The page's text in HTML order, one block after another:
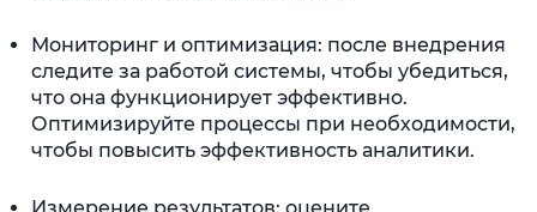
Мониторинг и оптимизация: после внедрения
следите за работой системы, чтобы убедиться,
что она функционирует эффективно.
Оптимизируйте процессы при необходимости,
чтобы повысить эффективность аналитики.
Измерение результатов: оцените